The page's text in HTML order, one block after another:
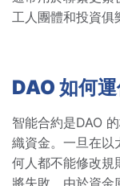
工人團體和投資俱
DAO 如何運
智能合約是DAO
織資金。一旦在以
何人都不能修改規